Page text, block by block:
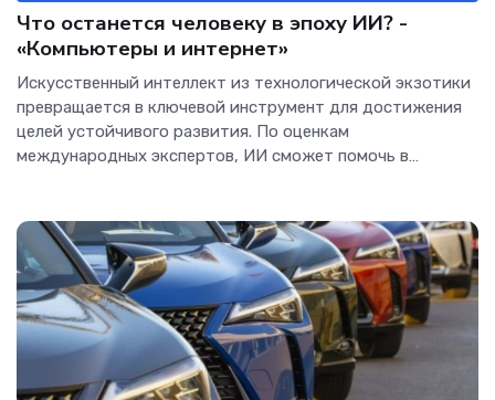
Что останется человеку в эпоху ИИ? -
«Компьютеры и интернет»
Искусственный интеллект из технологической экзотики
превращается в ключевой инструмент для достижения
целей устойчивого развития. По оценкам
международных экспертов, ИИ сможет помочь в